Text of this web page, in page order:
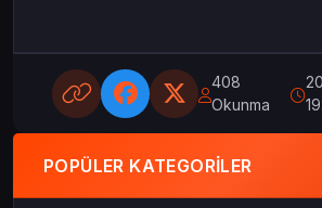
408
Okunma
POPÜLER KATEGORILER